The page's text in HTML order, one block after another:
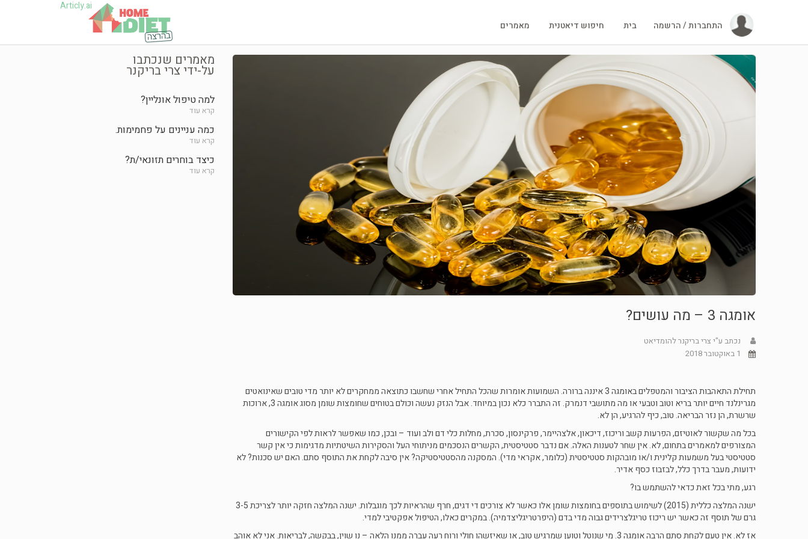
Articly.ai
התחברות / הרשמה
בית חיפוש דיאטנית מאמרים
אומגה 3 – מה עושים?
נכתב ע"י צרי בריקנר להומדיאט
1 באוקטובר 2018
תחילת התאהבות הציבור והמטפלים באומגה 3 איננה ברורה. השמועות אומרות שהכל התחיל אחרי שחשבו כתוצאה ממחקרים לא יותר מדי טובים שאינואטים
מגרינלנד חיים יותר בריא וטוב וטבעי או מה מתושבי דנמרק. זה התברר כלא נכון במיוחד. אבל הנזק נעשה וכולם בטוחים שחומצות שומן מסוג אומגה 3, ארוכות
שרשרת, הן נזר הבריאה. טוב, כיף להרגיע, הן לא.
בכל מה שקשור לאוטיזם, הפרעות קשב וריכוז, דיכאון, אלצהיימר, פרקינסון, סכרת, מחלות כלי דם ולב ועוד – ובכן, כמו שאפשר לראות לפי הקישורים
המצורפים למאמרים בתחום, לא. אין שחר לטענות האלה. אם נדבר סטטיסטית, הקשרים הנסכמים מניתוחי העל והסקירות השיטתיות מדגימות כי אין קשר
סטטיסטי בעל משמעות קלינית ו/או מובהקות סטטיסטית (כלומר, אקראי מדי). המסקנה מהסטטיסטיקה? אין סיבה לקחת את התוסף סתם. האם יש סכנות? לא
ידועות, מעבר בדרך כלל, לבזבוז כסף אדיר.
רגע, מתי בכל זאת כדאי להשתמש בו?
ישנה המלצה כללית (2015) לשימוש בתוספים בחומצות שומן אלו כאשר לא צורכים די דגים, חרף שהראיות לכך מוגבלות. ישנה המלצה חזקה יותר לצריכת 3-5
גרם של תוסף זה כאשר יש ריכוז טריגלצרידים גבוה מדי בדם (היפרטריגליצדמיה). במקרים כאלו, הטיפול אפקטיבי למדי.
אז לא. אין טעם לקחת סתם הרבה אומגה 3. מי שנוטל וטוען שמרגיש טוב, או שאיזשהו חולי ורוח רעה עברה ממנו הלאה – נו שוין, בבקשה, לבריאות. אני לא אוהב
מאמרים שנכתבו
על-ידי צרי בריקנר
למה טיפול אונליין?
קרא עוד
כמה עניינים על פחמימות.
קרא עוד
כיצד בוחרים תזונאי/ת?
קרא עוד